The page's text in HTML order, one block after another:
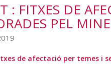
: FITXES DE
PEL
de afectació per temes i